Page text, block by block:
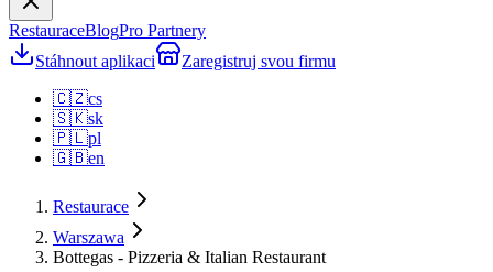
RestauraceBlogPro Partnery
Stáhnout aplikaci
Zaregistruj svou firmu
🇨🇿cs
🇸🇰sk
🇵🇱pl
🇬🇧en
Restaurace
Warszawa
Bottegas - Pizzeria & Italian Restaurant